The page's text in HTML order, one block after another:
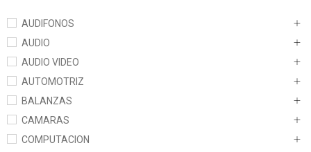
AUDIFONOS
AUDIO
AUDIO VIDEO
AUTOMOTRIZ
BALANZAS
CAMARAS
COMPUTACION